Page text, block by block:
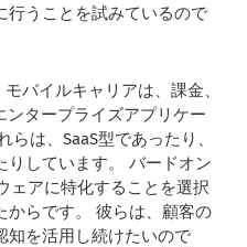
行うことを試みているので
モバイルキャリアは、課金、
ンタープライズアプリケー
は、SaaS型であったり、
りしています。 バードオン
ェアに特化することを選択
からです。 彼らは、顧客の
知を活用し続けたいので